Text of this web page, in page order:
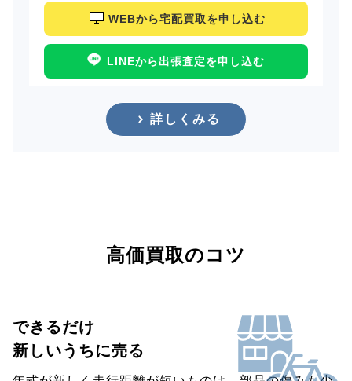
WEBから宅配買取を申し込む
LINEから出張査定を申し込む
詳しくみる
高価買取のコツ
できるだけ
新しいうちに売る